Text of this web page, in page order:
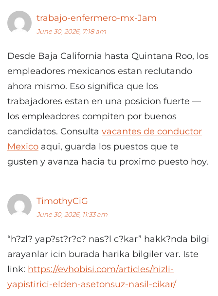
trabajo-enfermero-mx-Jam
June 30, 2026, 7:18 am
Desde Baja California hasta Quintana Roo, los
empleadores mexicanos estan reclutando
ahora mismo. Eso significa que los
trabajadores estan en una posicion fuerte —
los empleadores compiten por buenos
candidatos. Consulta vacantes de conductor
Mexico aqui, guarda los puestos que te
gusten y avanza hacia tu proximo puesto hoy.
TimothyCiG
June 30, 2026, 11:33 am
“h?zl? yap?st?r?c? nas?l c?kar” hakk?nda bilgi
arayanlar icin burada harika bilgiler var. Iste
link: https://evhobisi.com/articles/hizli-
yapistirici-elden-asetonsuz-nasil-cikar/